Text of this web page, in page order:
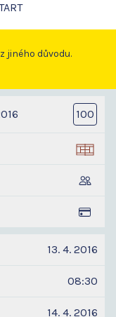
jiného důvodu.
100
13. 4. 2016
08:30
14. 4. 2016